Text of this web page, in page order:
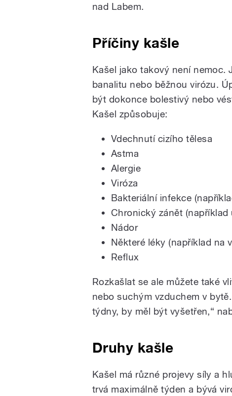
nad Labem.
Příčiny kašle
Kašel jako takový není nemoc.
banalitu nebo běžnou virózu.
být dokonce bolestivý nebo
Kašel způsobuje:
Vdechnutí cizího tělesa
Astma
Alergie
Viróza
Bakteriální infekce
Chronický zánět (například
Nádor
Některé léky (například na
Reflux
Rozkašlat se ale můžete také
nebo suchým vzduchem v
týdny, by měl být vyšetřen,“
Druhy kašle
Kašel má různé projevy síly a
trvá maximálně týden a bývá